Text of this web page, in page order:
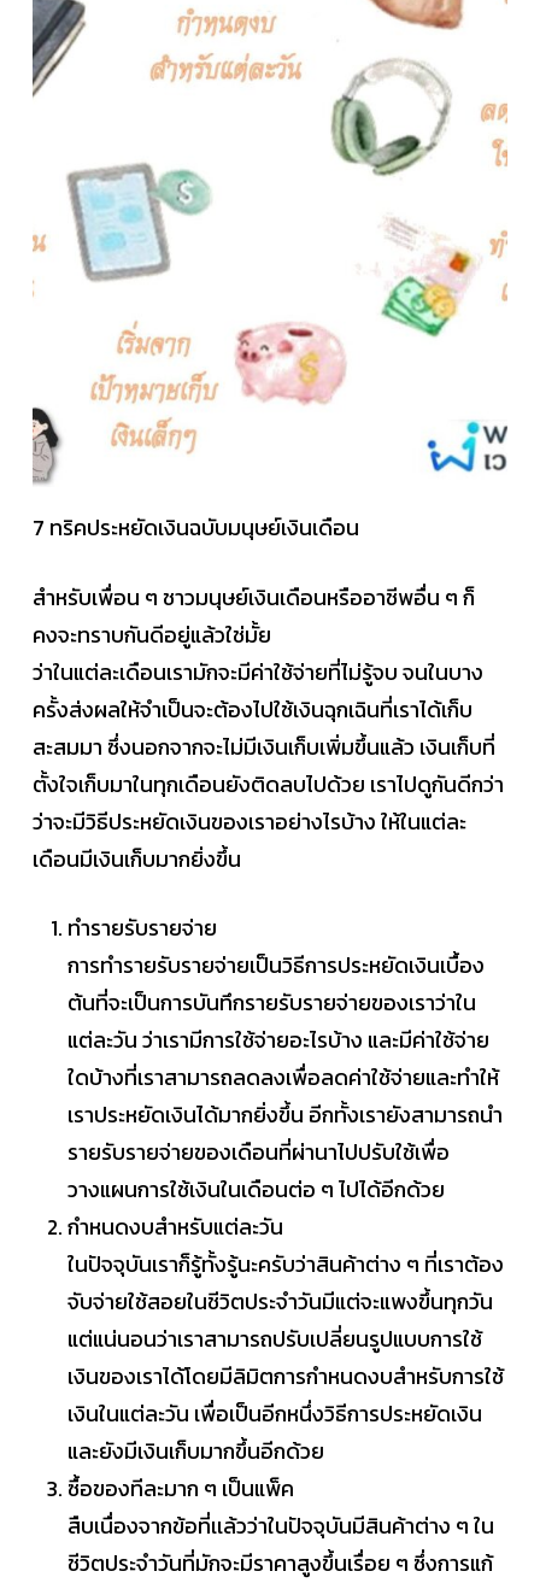
7 ทริคประหยัดเงินฉบับมนุษย์เงินเดือน
สำหรับเพื่อน ๆ ชาวมนุษย์เงินเดือนหรืออาชีพอื่น ๆ ก็
คงจะทราบกันดีอยู่แล้วใช่มั้ย
ว่าในแต่ละเดือนเรามักจะมีค่าใช้จ่ายที่ไม่รู้จบ จนในบาง
ครั้งส่งผลให้จำเป็นจะต้องไปใช้เงินฉุกเฉินที่เราได้เก็บ
สะสมมา ซึ่งนอกจากจะไม่มีเงินเก็บเพิ่มขึ้นแล้ว เงินเก็บที่
ตั้งใจเก็บมาในทุกเดือนยังติดลบไปด้วย เราไปดูกันดีกว่า
ว่าจะมีวิธีประหยัดเงินของเราอย่างไรบ้าง ให้ในแต่ละ
เดือนมีเงินเก็บมากยิ่งขึ้น
ทำรายรับรายจ่าย
การทำรายรับรายจ่ายเป็นวิธีการประหยัดเงินเบื้อง
ต้นที่จะเป็นการบันทึกรายรับรายจ่ายของเราว่าใน
แต่ละวัน ว่าเรามีการใช้จ่ายอะไรบ้าง และมีค่าใช้จ่าย
ใดบ้างที่เราสามารถลดลงเพื่อลดค่าใช้จ่ายและทำให้
เราประหยัดเงินได้มากยิ่งขึ้น อีกทั้งเรายังสามารถนำ
รายรับรายจ่ายของเดือนที่ผ่านาไปปรับใช้เพื่อ
วางแผนการใช้เงินในเดือนต่อ ๆ ไปได้อีกด้วย
กำหนดงบสำหรับแต่ละวัน
ในปัจจุบันเราก็รู้ทั้งรู้นะครับว่าสินค้าต่าง ๆ ที่เราต้อง
จับจ่ายใช้สอยในชีวิตประจำวันมีแต่จะแพงขึ้นทุกวัน
แต่แน่นอนว่าเราสามารถปรับเปลี่ยนรูปแบบการใช้
เงินของเราได้โดยมีลิมิตการกำหนดงบสำหรับการใช้
เงินในแต่ละวัน เพื่อเป็นอีกหนึ่งวิธีการประหยัดเงิน
และยังมีเงินเก็บมากขึ้นอีกด้วย
ซื้อของทีละมาก ๆ เป็นแพ็ค
สืบเนื่องจากข้อที่เเล้วว่าในปัจจุบันมีสินค้าต่าง ๆ ใน
ชีวิตประจำวันที่มักจะมีราคาสูงขึ้นเรื่อย ๆ ซึ่งการแก้